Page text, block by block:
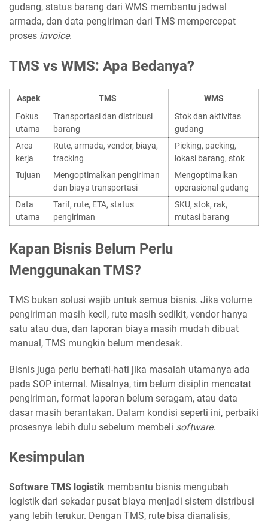
gudang, status barang dari WMS membantu jadwal
armada, dan data pengiriman dari TMS mempercepat
proses invoice.
TMS vs WMS: Apa Bedanya?
Aspek TMS
WMS
Fokus
utama
Transportasi dan distribusi
barang
Stok dan aktivitas
gudang
Area
kerja
Rute, armada, vendor, biaya,
tracking
Picking, packing,
lokasi barang, stok
Tujuan
Mengoptimalkan pengiriman
dan biaya transportasi
Mengoptimalkan
operasional gudang
Data
utama
Tarif, rute, ETA, status
pengiriman
SKU, stok, rak,
mutasi barang
Kapan Bisnis Belum Perlu
Menggunakan TMS?
TMS bukan solusi wajib untuk semua bisnis. Jika volume
pengiriman masih kecil, rute masih sedikit, vendor hanya
satu atau dua, dan laporan biaya masih mudah dibuat
manual, TMS mungkin belum mendesak.
Bisnis juga perlu berhati-hati jika masalah utamanya ada
pada SOP internal. Misalnya, tim belum disiplin mencatat
pengiriman, format laporan belum seragam, atau data
dasar masih berantakan. Dalam kondisi seperti ini, perbaiki
prosesnya lebih dulu sebelum membeli software.
Kesimpulan
Software TMS logistik membantu bisnis mengubah
logistik dari sekadar pusat biaya menjadi sistem distribusi
yang lebih terukur. Dengan TMS, rute bisa dianalisis,